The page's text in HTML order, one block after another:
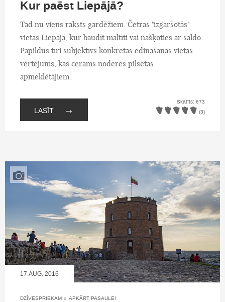
Kur paēst Liepājā?
Tad nu viens raksts gardēžiem. Četras "izgaršotās"
vietas Liepājā, kur baudīt maltīti vai našķoties ar saldo.
Papildus tīri subjektīvs konkrētās ēdināšanas vietas
vērtējums, kas cerams noderēs pilsētas
apmeklētājiem.
LASĪT →
Skatīts: 673
(3)
17.AUG, 2016
DZĪVESPRIEKAM » APKĀRT PASAULEI